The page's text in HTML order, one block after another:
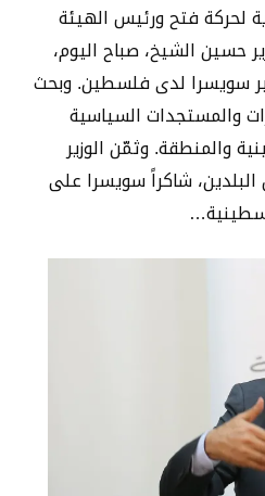
لحركة فتح ورئيس الهيئة
حسين الشيخ، صباح اليوم،
سويسرا لدى فلسطين. وبحث
والمستجدات السياسية
والمنطقة. وثمّن الوزير
البلدين، شاكراً سويسرا على